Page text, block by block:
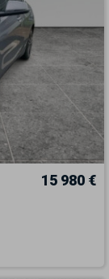
15 980 €